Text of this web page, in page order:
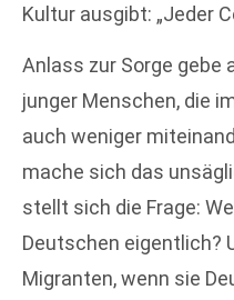
Kultur ausgibt: „Jeder
Anlass zur Sorge gebe
junger Menschen, die
auch weniger
mache sich das
stellt sich die Frage:
Deutschen eigentlich?
Migranten, wenn sie